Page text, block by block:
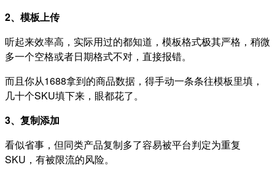
2、模板上传
听起来效率高，实际用过的都知道，模板格式极其严格，稍微
多一个空格或者日期格式不对，直接报错。
而且你从1688拿到的商品数据，得手动一条条往模板里填，
几十个SKU填下来，眼都花了。
3、复制添加
看似省事，但同类产品复制多了容易被平台判定为重复
SKU，有被限流的风险。